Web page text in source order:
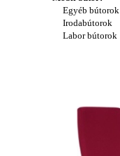
Egyéb bútorok
Irodabútorok
Labor bútorok